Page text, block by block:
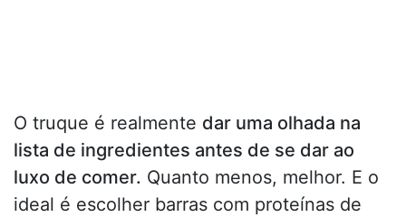
O truque é realmente dar uma olhada na
lista de ingredientes antes de se dar ao
luxo de comer. Quanto menos, melhor. E o
ideal é escolher barras com proteínas de